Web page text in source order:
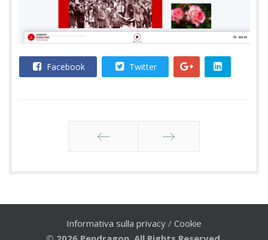
Facebook Twitter
Informativa sulla privacy / Cookie